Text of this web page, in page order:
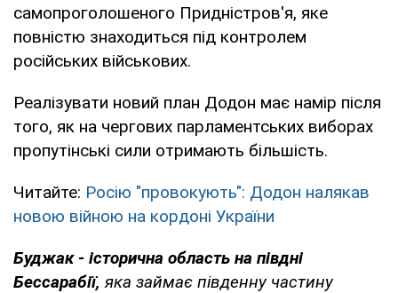
самопроголошеного Придністров'я, яке
повністю знаходиться під контролем
російських військових.
Реалізувати новий план Додон має намір після
того, як на чергових парламентських виборах
пропутінські сили отримають більшість.
Читайте: Росію "провокують": Додон налякав
новою війною на кордоні України
Буджак - історична область на півдні
Бессарабії, яка займає південну частину